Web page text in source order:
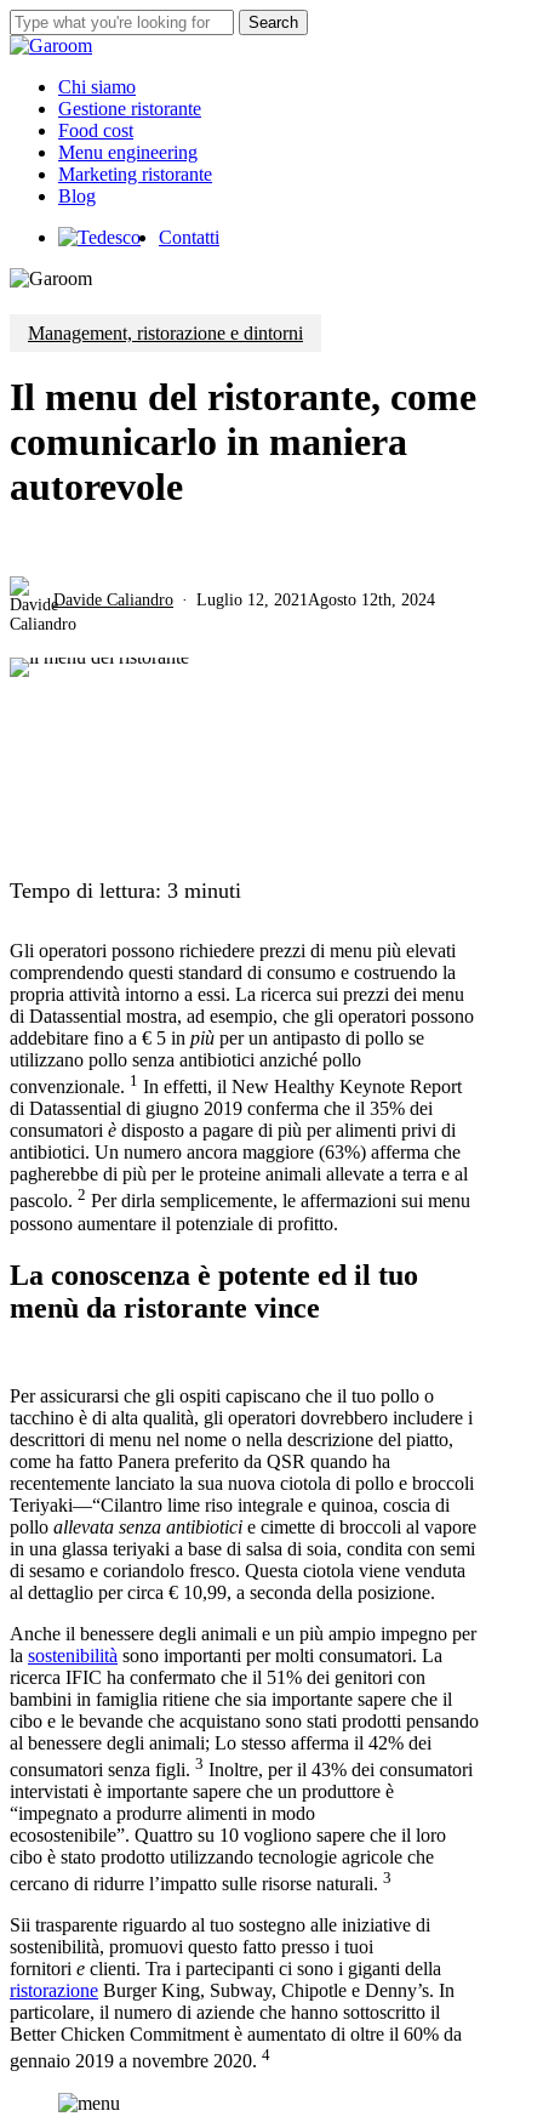
Skip
to
content
Search
Close
Menu
Chi siamo
Gestione ristorante
Food cost
Menu engineering
Marketing ristorante
Blog
Contatti
Management, ristorazione e dintorni
Il menu del ristorante, come
comunicarlo in maniera
autorevole
Davide Caliandro Luglio 12, 2021 Agosto 12th, 2024
Tempo di lettura: 3 minuti
Gli operatori possono richiedere prezzi di menu più elevati
comprendendo questi standard di consumo e costruendo la
propria attività intorno a essi. La ricerca sui prezzi dei menu
di Datassential mostra, ad esempio, che gli operatori possono
addebitare fino a € 5 in più per un antipasto di pollo se
utilizzano pollo senza antibiotici anziché pollo
convenzionale. 1 In effetti, il New Healthy Keynote Report
di Datassential di giugno 2019 conferma che il 35% dei
consumatori è disposto a pagare di più per alimenti privi di
antibiotici. Un numero ancora maggiore (63%) afferma che
pagherebbe di più per le proteine ​​animali allevate a terra e al
pascolo. 2 Per dirla semplicemente, le affermazioni sui menu
possono aumentare il potenziale di profitto.
La conoscenza è potente ed il tuo
menù da ristorante vince
Per assicurarsi che gli ospiti capiscano che il tuo pollo o
tacchino è di alta qualità, gli operatori dovrebbero includere i
descrittori di menu nel nome o nella descrizione del piatto,
come ha fatto Panera preferito da QSR quando ha
recentemente lanciato la sua nuova ciotola di pollo e broccoli
Teriyaki––“Cilantro lime riso integrale e quinoa, coscia di
pollo allevata senza antibiotici e cimette di broccoli al vapore
in una glassa teriyaki a base di salsa di soia, condita con semi
di sesamo e coriandolo fresco. Questa ciotola viene venduta
al dettaglio per circa € 10,99, a seconda della posizione.
Anche il benessere degli animali e un più ampio impegno per
la sostenibilità sono importanti per molti consumatori. La
ricerca IFIC ha confermato che il 51% dei genitori con
bambini in famiglia ritiene che sia importante sapere che il
cibo e le bevande che acquistano sono stati prodotti pensando
al benessere degli animali; Lo stesso afferma il 42% dei
consumatori senza figli. 3 Inoltre, per il 43% dei consumatori
intervistati è importante sapere che un produttore è
“impegnato a produrre alimenti in modo
ecosostenibile”. Quattro su 10 vogliono sapere che il loro
cibo è stato prodotto utilizzando tecnologie agricole che
cercano di ridurre l’impatto sulle risorse naturali. 3
Sii trasparente riguardo al tuo sostegno alle iniziative di
sostenibilità, promuovi questo fatto presso i tuoi
fornitori e clienti. Tra i partecipanti ci sono i giganti della
ristorazione Burger King, Subway, Chipotle e Denny’s. In
particolare, il numero di aziende che hanno sottoscritto il
Better Chicken Commitment è aumentato di oltre il 60% da
gennaio 2019 a novembre 2020. 4